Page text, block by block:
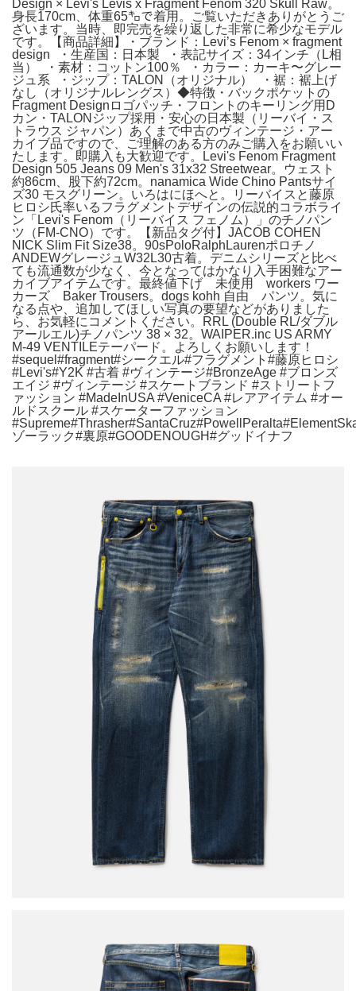
Design × Levi's Levis x Fragment Fenom 320 Skull Raw。
身長170cm、体重65㌔で着用。ご覧いただきありがとうご
ざいます。当時、即完売を繰り返した非常に希少なモデル
です。【商品詳細】・ブランド：Levi’s Fenom × fragment
design ・生産国：日本製 ・表記サイズ：34インチ（L相
当） ・素材：コットン100％ ・カラー：カーキ〜グレー
ジュ系 ・ジップ：TALON（オリジナル） ・裾：裾上げ
なし（オリジナルレングス）◆特徴・バックポケットの
Fragment Designロゴパッチ・フロントのキーリング用D
カン・TALONジップ採用・安心の日本製（リーバイ・ス
トラウス ジャパン）あくまで中古のヴィンテージ・アー
カイブ品ですので、ご理解のある方のみご購入をお願いい
たします。即購入も大歓迎です。Levi's Fenom Fragment
Design 505 Jeans 09 Men's 31x32 Streetwear。ウェスト
約86cm、股下約72cm。nanamica Wide Chino Pantsサイ
ズ30 モスグリーン。いろはにほへと。リーバイスと藤原
ヒロシ氏率いるフラグメントデザインの伝説的コラボライ
ン「Levi's Fenom（リーバイス フェノム）」のチノパン
ツ（FM-CNO）です。【新品タグ付】JACOB COHEN
NICK Slim Fit Size38。90sPoloRalphLaurenポロチノ
ANDEWグレージュW32L30古着。デニムシリーズと比べ
ても流通数が少なく、今となってはかなり入手困難なアー
カイブアイテムです。最終値下げ 未使用 workers ワー
カーズ Baker Trousers。dogs kohh 自由 パンツ。気に
なる点や、追加してほしい写真の要望などがありました
ら、お気軽にコメントください。RRL (Double RL/ダブル
アールエル)チノパンツ 38 × 32。WAIPER.inc US ARMY
M-49 VENTILEテーパード。よろしくお願いします！
#sequel#fragment#シークエル#フラグメント#藤原ヒロシ
#Levi's#Y2K #古着 #ヴィンテージ#BronzeAge #ブロンズ
エイジ #ヴィンテージ #スケートブランド #ストリートフ
ァッション #MadeInUSA #VeniceCA #レアアイテム #オー
ルドスクール #スケーターファッション
ゾーラック#裏原#GOODENOUGH#グッドイナフ